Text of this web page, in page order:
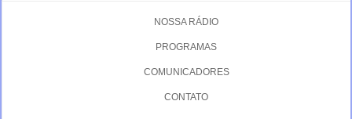
NOSSA RÁDIO
PROGRAMAS
COMUNICADORES
CONTATO